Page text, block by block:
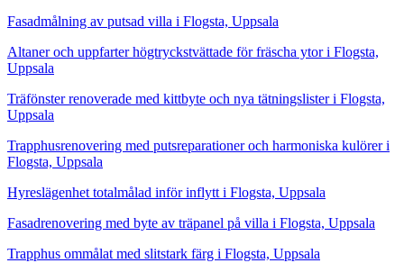
Fasadmålning av putsad villa i Flogsta, Uppsala
Altaner och uppfarter högtryckstvättade för fräscha ytor i Flogsta,
Uppsala
Träfönster renoverade med kittbyte och nya tätningslister i Flogsta,
Uppsala
Trapphusrenovering med putsreparationer och harmoniska kulörer i
Flogsta, Uppsala
Hyreslägenhet totalmålad inför inflytt i Flogsta, Uppsala
Fasadrenovering med byte av träpanel på villa i Flogsta, Uppsala
Trapphus ommålat med slitstark färg i Flogsta, Uppsala